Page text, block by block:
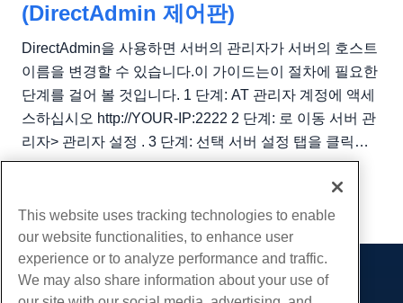
(DirectAdmin 제어판)
DirectAdmin을 사용하면 서버의 관리자가 서버의 호스트
이름을 변경할 수 있습니다.이 가이드는이 절차에 필요한
단계를 걸어 볼 것입니다. 1 단계: AT 관리자 계정에 액세
스하십시오 http://YOUR-IP:2222 2 단계: 로 이동 서버 관
리자> 관리자 설정 . 3 단계: 선택 서버 설정 탭을 클릭하
고 서버의 호스트 이름을 변경하십시오. 호스트 이름은 완
전한 도메인 이름이어야하며 HostWinds VPS IP 주소로
해결되어야합니다.아래와 같이 하위 도메인처럼 보입니
다....
제품
This website uses tracking technologies to enable
our website functionalities, to enhance user
experience or to analyze performance and traffic.
We may also share information about your use of